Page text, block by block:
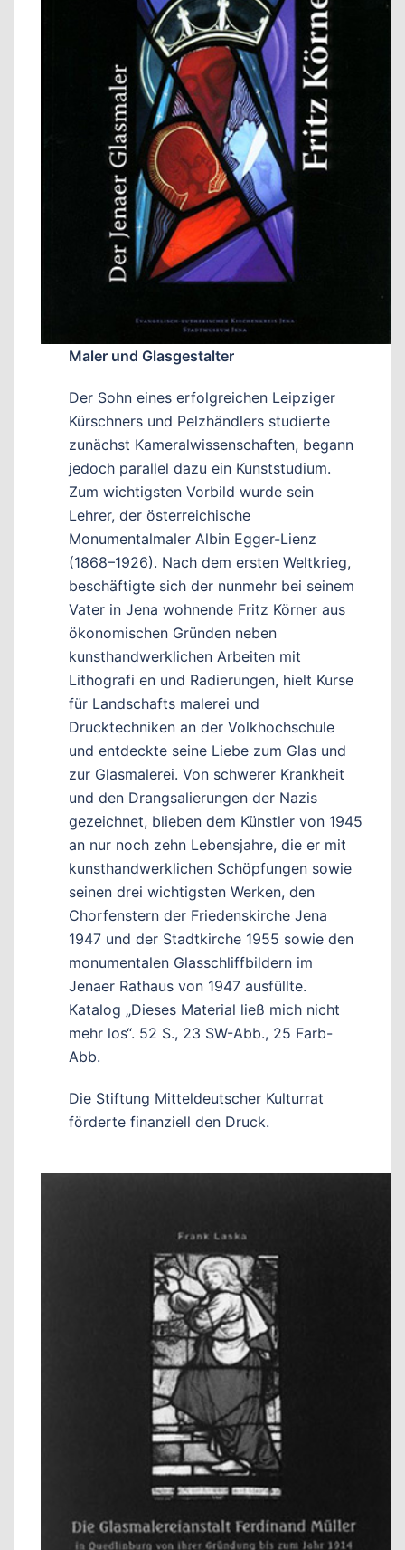
Maler und Glasgestalter
Der Sohn eines erfolgreichen Leipziger
Kürschners und Pelzhändlers studierte
zunächst Kameralwissenschaften, begann
jedoch parallel dazu ein Kunststudium.
Zum wichtigsten Vorbild wurde sein
Lehrer, der österreichische
Monumentalmaler Albin Egger-Lienz
(1868–1926). Nach dem ersten Weltkrieg,
beschäftigte sich der nunmehr bei seinem
Vater in Jena wohnende Fritz Körner aus
ökonomischen Gründen neben
kunsthandwerklichen Arbeiten mit
Lithografi en und Radierungen, hielt Kurse
für Landschafts malerei und
Drucktechniken an der Volkhochschule
und entdeckte seine Liebe zum Glas und
zur Glasmalerei. Von schwerer Krankheit
und den Drangsalierungen der Nazis
gezeichnet, blieben dem Künstler von 1945
an nur noch zehn Lebensjahre, die er mit
kunsthandwerklichen Schöpfungen sowie
seinen drei wichtigsten Werken, den
Chorfenstern der Friedenskirche Jena
1947 und der Stadtkirche 1955 sowie den
monumentalen Glasschliffbildern im
Jenaer Rathaus von 1947 ausfüllte.
Katalog „Dieses Material ließ mich nicht
mehr los“. 52 S., 23 SW-Abb., 25 Farb-
Abb.
Die Stiftung Mitteldeutscher Kulturrat
förderte finanziell den Druck.